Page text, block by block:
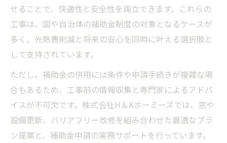
せることで、快適性と安全性を両立できます。これらの
工事は、国や自治体の補助金制度の対象となるケースが
多く、光熱費削減と将来の安心を同時に叶える選択肢と
して支持されています。
ただし、補助金の併用には条件や申請手続きが複雑な場
合もあるため、工事前の情報収集と専門家によるアドバ
イスが不可欠です。株式会社H＆Kホーミーズでは、窓や
設備更新、バリアフリー改修を組み合わせた最適なプラ
ン提案と、補助金申請の実務サポートを行っています。